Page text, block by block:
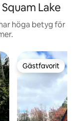
Lake
höga betyg för
Gästfavorit
Gästfavorit